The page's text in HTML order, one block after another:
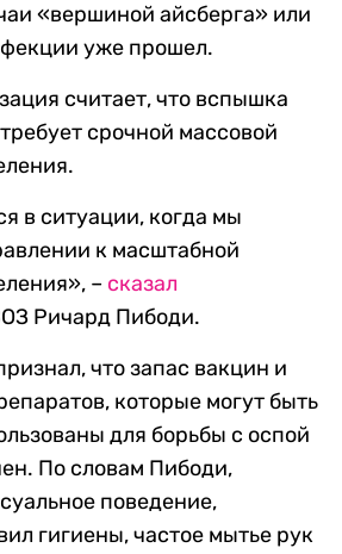
«вершиной айсберга» или
уже прошел.
считает, что вспышка
срочной массовой
в ситуации, когда мы
к масштабной
– сказал
Ричард Пибоди.
что запас вакцин и
которые могут быть
для борьбы с оспой
По словам Пибоди,
поведение,
гигиены, частое мытье рук